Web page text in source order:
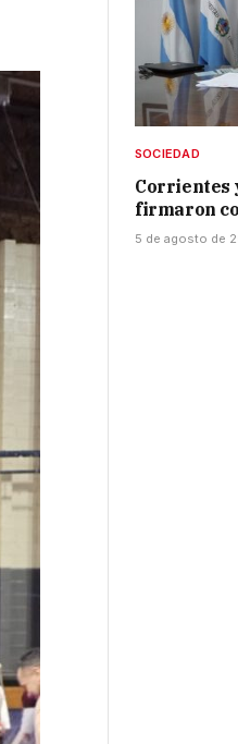
SOCIEDAD
Corrientes
firmaron
5 de agosto de